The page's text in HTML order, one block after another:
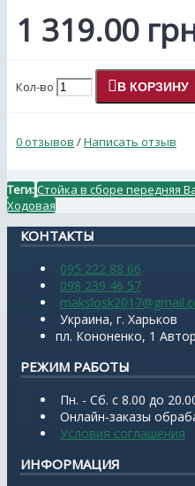
1 319.00
Кол-во В КОРЗИНУ
0 отзывов /Написать отзыв
Теги:Стойка в сборе передняя
Ходовая
КОНТАКТЫ
095 222 88 66
098 239 46 57
Украина, г. Харьков
пл. Кононенко, 1
РЕЖИМ РАБОТЫ
Пн. - Сб. с 8.00 до
Онлайн-заказы
Условия соглашения
ИНФОРМАЦИЯ